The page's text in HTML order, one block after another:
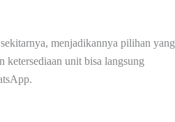
menjadikannya pilihan yang
ketersediaan unit bisa langsung